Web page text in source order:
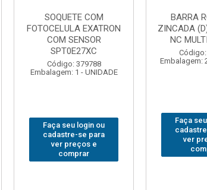
BARRA ROSCADA
ZINCADA (D) 5/16”X1MT
NC MULTIBARRAS
Código: 379806
Embalagem: 20 - UNIDADE
Faça seu login ou
cadastre-se para
ver preços e
comprar
JOMARCA
Embalagem:
Faça
ver